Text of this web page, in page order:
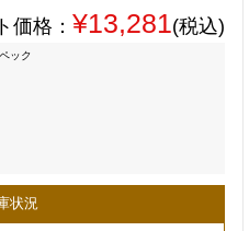
価格： ¥13,281(税込)
ック
状況